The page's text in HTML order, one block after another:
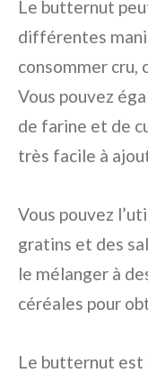
Le butternut
différentes
consommer cru,
Vous pouvez
de farine et de
très facile à
Vous pouvez
gratins et des
le mélanger à
céréales pour
Le butternut est